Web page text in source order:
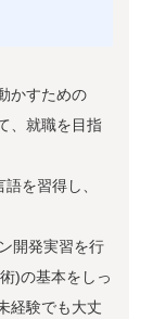
かすための
、就職を目指
を習得し、
開発実習を行
)の基本をしっ
経験でも大丈